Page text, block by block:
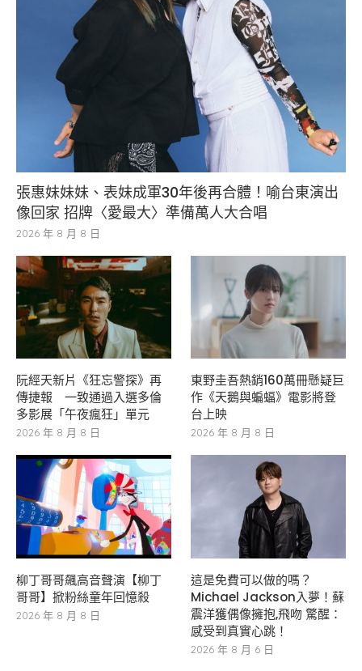
張惠妹妹妹、表妹成軍30年後再合體！喻台東演出
像回家 招牌〈愛最大〉準備萬人大合唱
2026 年 8 月 8 日
阮經天新片《狂忘警探》再
傳捷報 一致通過入選多倫
多影展「午夜瘋狂」單元
2026 年 8 月 8 日
東野圭吾熱銷160萬冊懸疑巨
作《天鵝與蝙蝠》電影將登
台上映
2026 年 8 月 8 日
柳丁哥哥飆高音聲演【柳丁
哥哥】掀粉絲童年回憶殺
2026 年 8 月 8 日
這是免費可以做的嗎？
Michael Jackson入夢！蘇
震洋獲偶像擁抱,飛吻 驚醒：
感受到真實心跳！
2026 年 8 月 6 日